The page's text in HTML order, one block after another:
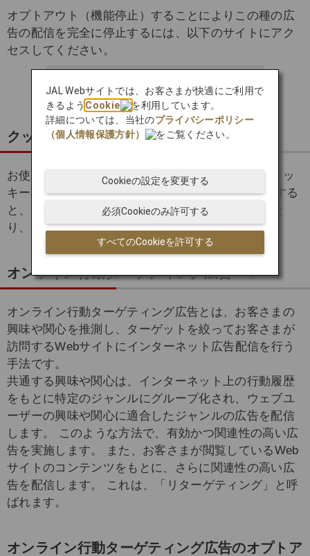
オプトアウト（機能停止）することによりこの種の広
告の配信を完全に停止するには、以下のサイトにアク
セスしてください。
クッキーの拒否および設定変更
お使いのブラウザの設定を変更することにより、クッ
キーを拒否することができます。 クッキーを拒否する
と、Webサイトの一部領域が正常に機能しなかった
り、アクセスできなくなる場合があります。
オンライン行動ターゲティング広告
オンライン行動ターゲティング広告とは、お客さまの
興味や関心を推測し、ターゲットを絞ってお客さまが
訪問するWebサイトにインターネット広告配信を行う
手法です。
共通する興味や関心は、インターネット上の行動履歴
をもとに特定のジャンルにグループ化され、ウェブユ
ーザーの興味や関心に適合したジャンルの広告を配信
します。 このような方法で、有効かつ関連性の高い広
告を実施します。 また、お客さまが閲覧しているWeb
サイトのコンテンツをもとに、さらに関連性の高い広
告を配信します。 これは、「リターゲティング」と呼
ばれます。
オンライン行動ターゲティング広告のオプトア
JAL Webサイトでは、お客さまが快適にご利用で
きるよう Cookie
を利用しています。
詳細については、当社のプライバシーポリシー
（個人情報保護方針）
をご覧ください。
すべてのCookieを許可する
必須Cookieのみ許可する
Cookieの設定を変更する